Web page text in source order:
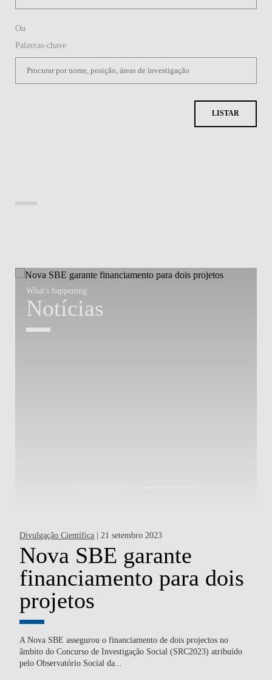
Ou
Palavras-chave
LISTAR
What's happening
Notícias
Divulgação Científica | 21 setembro 2023
Nova SBE garante
financiamento para dois
projetos
A Nova SBE assegurou o financiamento de dois projectos no
âmbito do Concurso de Investigação Social (SRC2023) atribuído
pelo Observatório Social da...